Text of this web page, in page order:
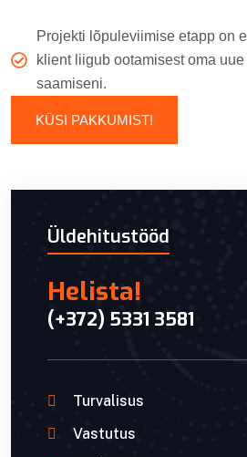
Projekti lõpuleviimise etapp on
klient liigub ootamisest oma
saamiseni.
KÜSI PAKKUMIST!
Üldehitustööd
Helista!
(+372) 5331 3581
Turvalisus
Vastutus